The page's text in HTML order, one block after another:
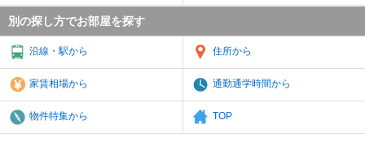
別の探し方でお部屋を探す
沿線・駅から 住所から
家賃相場から 通勤通学時間から
物件特集から TOP